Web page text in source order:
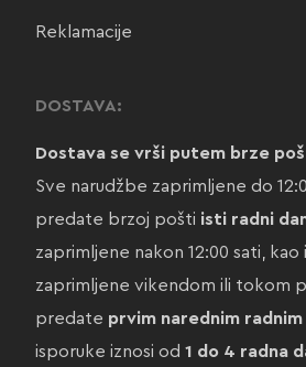
Reklamacije
DOSTAVA:
Dostava se vrši putem brze
Sve narudžbe zaprimljene do
predate brzoj pošti isti radni
zaprimljene nakon 12:00 sati, kao
zaprimljene vikendom ili tokom
predate prvim narednim radnim
isporuke iznosi od 1 do 4 radna